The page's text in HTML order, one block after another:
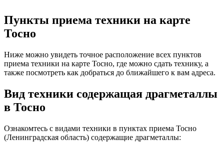
Пункты приема техники на карте
Тосно
Ниже можно увидеть точное расположение всех пунктов
приема техники на карте Тосно, где можно сдать технику, а
также посмотреть как добраться до ближайшего к вам адреса.
Вид техники содержащая драгметаллы
в Тосно
Ознакомтесь с видами техники в пунктах приема Тосно
(Ленинградская область) содержащие драгметаллы: